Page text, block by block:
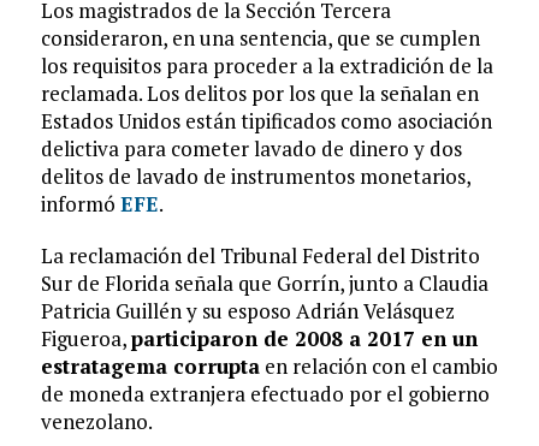
Los magistrados de la Sección Tercera
consideraron, en una sentencia, que se cumplen
los requisitos para proceder a la extradición de la
reclamada. Los delitos por los que la señalan en
Estados Unidos están tipificados como asociación
delictiva para cometer lavado de dinero y dos
delitos de lavado de instrumentos monetarios,
informó EFE.
La reclamación del Tribunal Federal del Distrito
Sur de Florida señala que Gorrín, junto a Claudia
Patricia Guillén y su esposo Adrián Velásquez
Figueroa,participaron de 2008 a 2017 en un
estratagema corruptaen relación con el cambio
de moneda extranjera efectuado por el gobierno
venezolano.